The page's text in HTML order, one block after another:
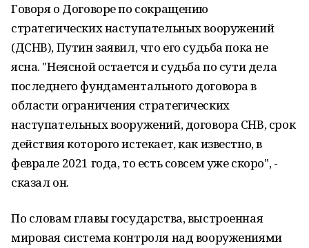
Говоря о Договоре по сокращению
стратегических наступательных вооружений
(ДСНВ), Путин заявил, что его судьба пока не
ясна. "Неясной остается и судьба по сути дела
последнего фундаментального договора в
области ограничения стратегических
наступательных вооружений, договора СНВ, срок
действия которого истекает, как известно, в
феврале 2021 года, то есть совсем уже скоро", -
сказал он.
По словам главы государства, выстроенная
мировая система контроля над вооружениями